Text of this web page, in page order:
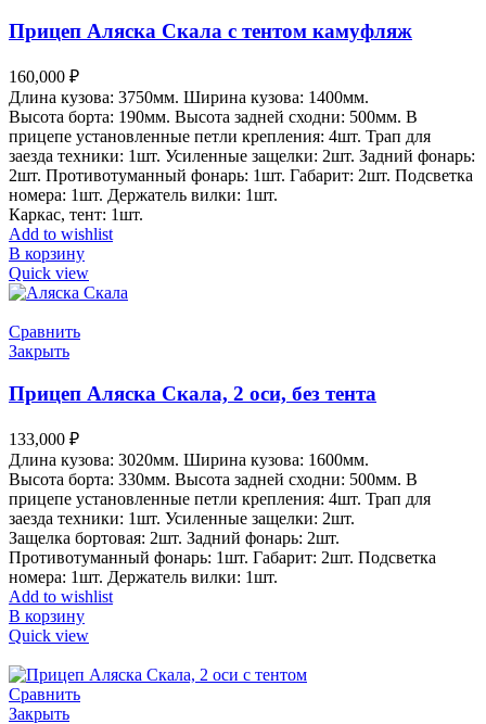
Прицеп Аляска Скала с тентом камуфляж
160,000 ₽
Длина кузова: 3750мм. Ширина кузова: 1400мм.
Высота борта: 190мм. Высота задней сходни: 500мм. В
прицепе установленные петли крепления: 4шт. Трап для
заезда техники: 1шт. Усиленные защелки: 2шт. Задний фонарь:
2шт. Противотуманный фонарь: 1шт. Габарит: 2шт. Подсветка
номера: 1шт. Держатель вилки: 1шт.
Каркас, тент: 1шт.
Add to wishlist
В корзину
Quick view
Сравнить
Закрыть
Прицеп Аляска Скала, 2 оси, без тента
133,000 ₽
Длина кузова: 3020мм. Ширина кузова: 1600мм.
Высота борта: 330мм. Высота задней сходни: 500мм. В
прицепе установленные петли крепления: 4шт. Трап для
заезда техники: 1шт. Усиленные защелки: 2шт.
Защелка бортовая: 2шт. Задний фонарь: 2шт.
Противотуманный фонарь: 1шт. Габарит: 2шт. Подсветка
номера: 1шт. Держатель вилки: 1шт.
Add to wishlist
В корзину
Quick view
Сравнить
Закрыть